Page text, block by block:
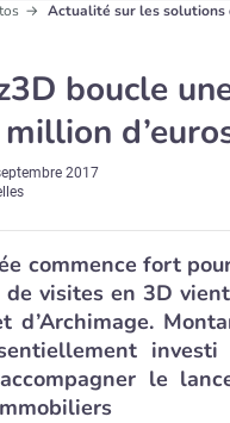
Actualité sur les
boucle
million
2017
commence fort
de visites en 3D
d’Archimage.
le